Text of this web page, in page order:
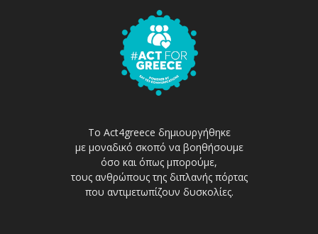
Το Act4greece δημιουργήθηκε
με μοναδικό σκοπό να βοηθήσουμε
όσο και όπως μπορούμε,
τους ανθρώπους της διπλανής πόρτας
που αντιμετωπίζουν δυσκολίες.